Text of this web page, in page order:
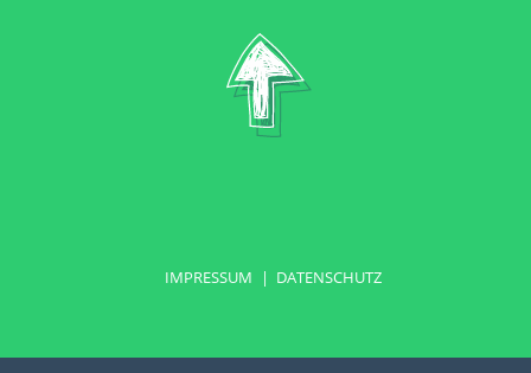
IMPRESSUM DATENSCHUTZ